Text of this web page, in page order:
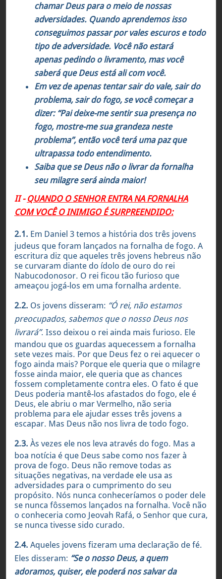
chamar Deus para o meio de nossas
adversidades. Quando aprendemos isso
conseguimos passar por vales escuros e todo
tipo de adversidade. Você não estará
apenaspedindo o livramento, mas você
saberáque Deus está ali com você.
Em vez de apenas tentar sair do vale, sair do
problema, sair do fogo, se você começar a
dizer: “Pai deixe-me sentir sua presença no
fogo, mostre-me sua grandeza neste
problema”, então você terá uma paz que
ultrapassa todo entendimento.
Saiba que se Deus não o livrar da fornalha
seu milagre será ainda maior!
II - QUANDO O SENHOR ENTRA NA FORNALHA
COM VOCÊ O INIMIGO É SURPREENDIDO:
2.1. Em Daniel 3 temos a história dos três jovens
judeus que foram lançados na fornalha de fogo. A
escritura diz que aqueles três jovens hebreus não
se curvaram diante do ídolo de ouro do rei
Nabucodonosor. O rei ficou tão furioso que
ameaçou jogá-los em uma fornalha ardente.
2.2. Os jovens disseram: “Ó rei, não estamos
preocupados, sabemos que o nosso Deus nos
livrará”. Isso deixou o rei ainda mais furioso. Ele
mandou que os guardas aquecessem a fornalha
sete vezes mais. Por que Deus fez o rei aquecer o
fogo ainda mais? Porque ele queria que o milagre
fosse ainda maior, ele queria que as chances
fossem completamente contra eles. O fato é que
Deus poderia mantê-los afastados do fogo, ele é
Deus, ele abriu o mar Vermelho, não seria
problema para ele ajudar esses três jovens a
escapar. Mas Deus não nos livra de todo fogo.
2.3. Às vezes ele nos leva através do fogo. Mas a
boa notícia é que Deus sabe como nos fazer à
prova de fogo. Deus não remove todas as
situações negativas, na verdade ele usa as
adversidades para o cumprimento do seu
propósito. Nós nunca conheceríamos o poder dele
se nunca fôssemos lançados na fornalha. Você não
o conheceria como Jeovah Rafá, o Senhor que cura,
se nunca tivesse sido curado.
2.4. Aqueles jovens fizeram uma declaração de fé.
Eles disseram: “Se o nosso Deus, a quem
adoramos, quiser, ele poderá nos salvar da